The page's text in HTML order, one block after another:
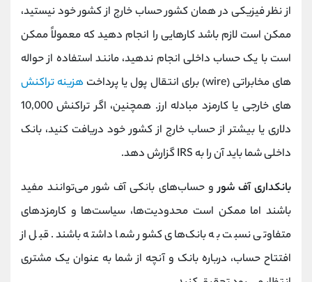
از نظر فیزیکی در همان کشور حساب خارج از کشور خود نیستید،
ممکن است لازم باشد کارهایی را انجام دهید که معمولاً ممکن
است با یک حساب داخلی انجام ندهید، مانند استفاده از حواله
های مخابراتی (wire) برای انتقال پول یا پرداخت
هزینه تراکنش
های خارجی یا کارمزد مبادله ارز. همچنین، اگر تراکنش 10,000
دلاری یا بیشتر از حساب خارج از کشور خود دریافت کنید، بانک
داخلی شما باید آن را به IRS گزارش دهد.
بانکداری آف‌ شورو حساب‌های بانکی آف‌ شور می‌توانند مفید
باشند اما ممکن است محدودیت‌ها، سیاست‌ها و کارمزدهای
متفاوتی نسبت به بانک‌های کشور شما داشته باشند. قبل از
افتتاح حساب، درباره بانک و آنچه از شما به عنوان یک مشتری